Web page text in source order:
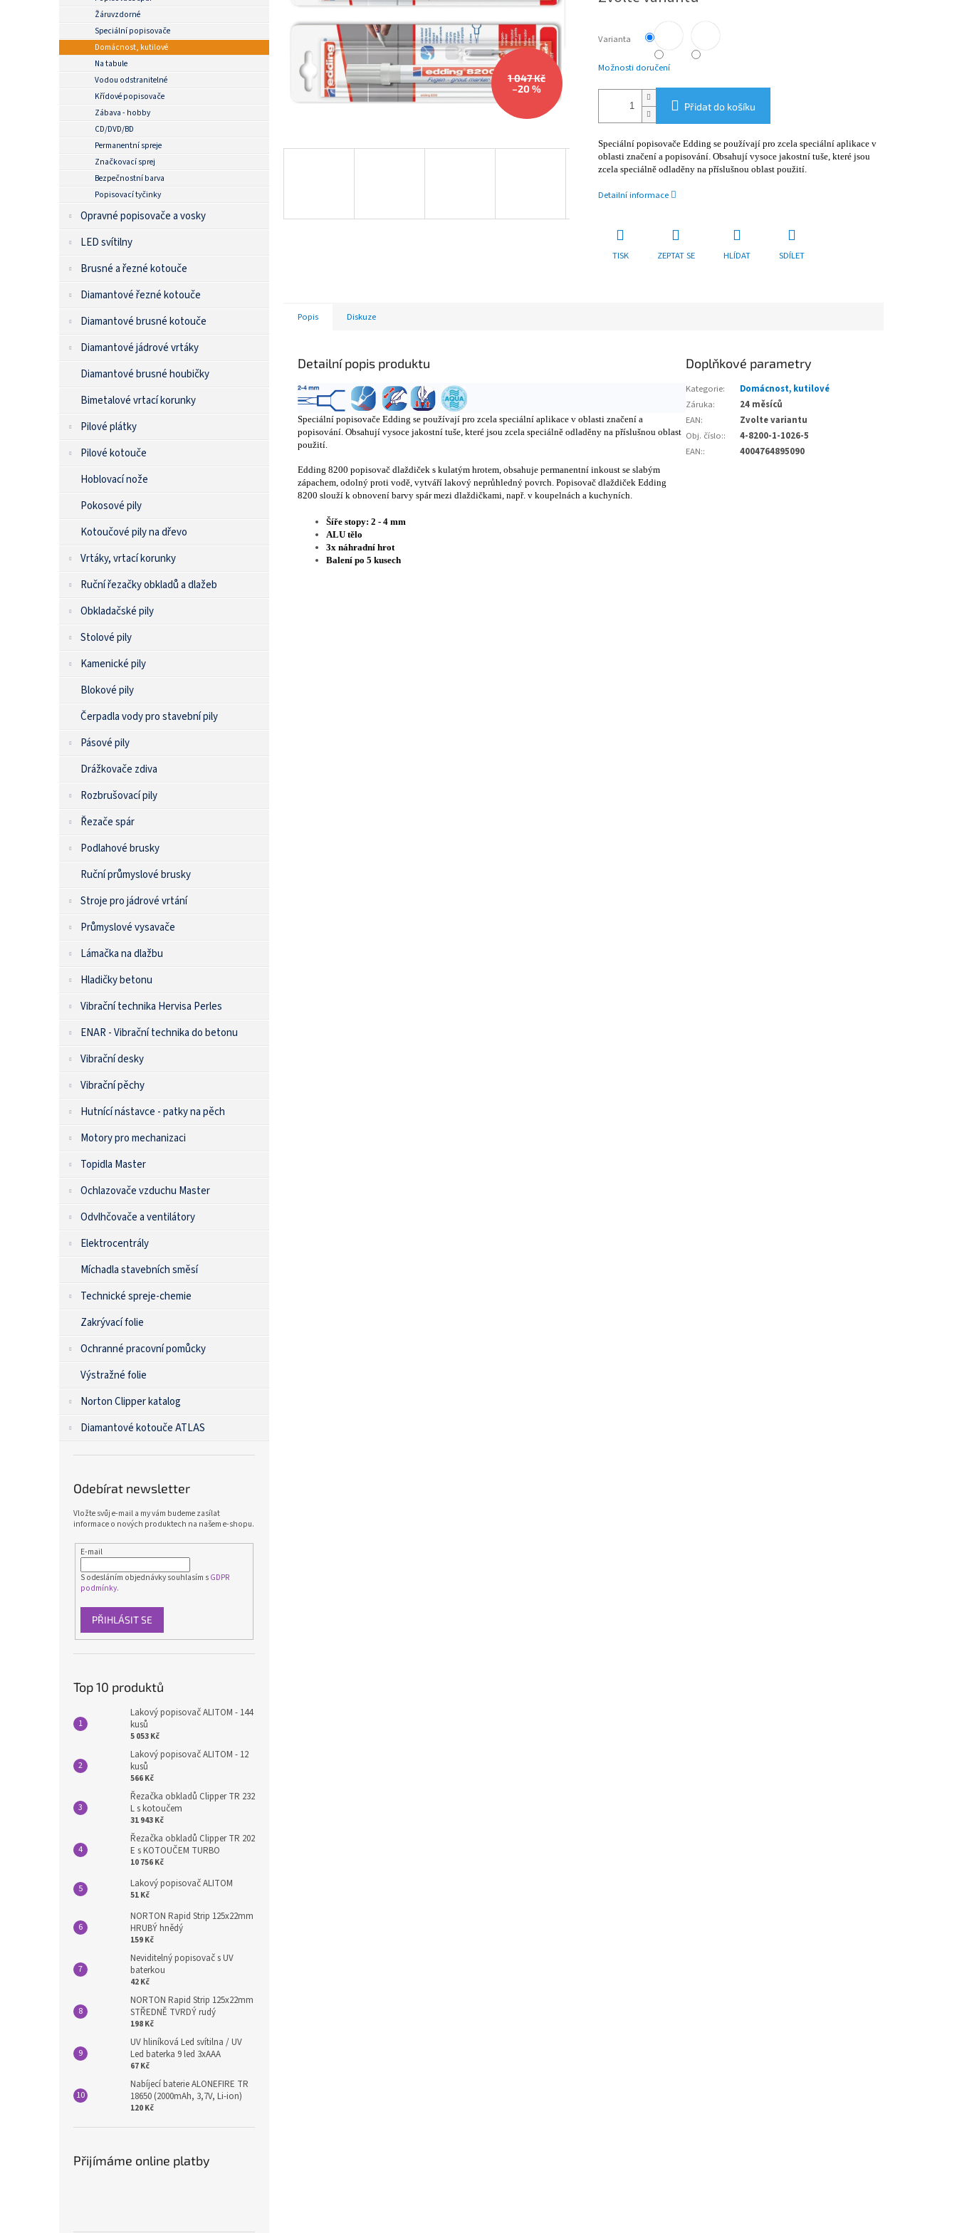
l
Žáruvzdorné
Speciální popisovače
Domácnost, kutilové
Na tabule
Vodou odstranitelné
Křídové popisovače
Zábava - hobby
CD/DVD/BD
Permanentní spreje
Značkovací sprej
Bezpečnostní barva
Popisovací tyčinky
Opravné popisovače a vosky
LED svítilny
Brusné a řezné kotouče
Diamantové řezné kotouče
Diamantové brusné kotouče
Diamantové jádrové vrtáky
Diamantové brusné houbičky
Bimetalové vrtací korunky
Pilové plátky
Pilové kotouče
Hoblovací nože
Pokosové pily
Kotoučové pily na dřevo
Vrtáky, vrtací korunky
Ruční řezačky obkladů a dlažeb
Obkladačské pily
Stolové pily
Kamenické pily
Blokové pily
Čerpadla vody pro stavební pily
Pásové pily
Drážkovače zdiva
Rozbrušovací pily
Řezače spár
Podlahové brusky
Ruční průmyslové brusky
Stroje pro jádrové vrtání
Průmyslové vysavače
Lámačka na dlažbu
Hladičky betonu
Vibrační technika Hervisa Perles
ENAR - Vibrační technika do betonu
Vibrační desky
Vibrační pěchy
Hutnící nástavce - patky na pěch
Motory pro mechanizaci
Topidla Master
Ochlazovače vzduchu Master
Odvlhčovače a ventilátory
Elektrocentrály
Míchadla stavebních směsí
Technické spreje-chemie
Zakrývací folie
Ochranné pracovní pomůcky
Výstražné folie
Norton Clipper katalog
Diamantové kotouče ATLAS
Odebírat newsletter
Vložte svůj e-mail a my vám budeme zasílat
informace o nových produktech na našem e-shopu.
E-mail
S odesláním objednávky souhlasím sGDPR
podmínky.
PŘIHLÁSIT SE
Top 10 produktů
Lakový popisovač ALITOM - 144
kusů
5 053 Kč
Lakový popisovač ALITOM - 12
kusů
566 Kč
Řezačka obkladů Clipper TR 232
L s kotoučem
31 943 Kč
Řezačka obkladů Clipper TR 202
E s KOTOUČEM TURBO
10 756 Kč
Lakový popisovač ALITOM
51 Kč
NORTON Rapid Strip 125x22mm
HRUBÝ hnědý
159 Kč
Neviditelný popisovač s UV
baterkou
42 Kč
NORTON Rapid Strip 125x22mm
STŘEDNĚ TVRDÝ rudý
198 Kč
UV hliníková Led svítilna / UV
Led baterka 9 led 3xAAA
67 Kč
Nabíjecí baterie ALONEFIRE TR
18650 (2000mAh, 3,7V, Li-ion)
120 Kč
Přijímáme online platby
1 047 Kč
–20 %
Varianta
Možnosti doručení
Přidat do košíku
Speciální popisovače Edding se používají pro zcela speciální aplikace v
oblasti značení a popisování. Obsahují vysoce jakostní tuše, které jsou
zcela speciálně odladěny na příslušnou oblast použití.
Detailní informace
TISK ZEPTAT SE HLÍDAT SDÍLET
Popis Diskuze
Detailní popis produktu
Speciální popisovače Edding se používají pro zcela speciální aplikace v oblasti značení a
popisování. Obsahují vysoce jakostní tuše, které jsou zcela speciálně odladěny na příslušnou oblast
použití.
Edding 8200 popisovač dlaždiček s kulatým hrotem, obsahuje permanentní inkoust se slabým
zápachem, odolný proti vodě, vytváří lakový neprůhledný povrch. Popisovač dlaždiček Edding
8200 slouží k obnovení barvy spár mezi dlaždičkami, např. v koupelnách a kuchyních.
Šíře stopy: 2 - 4 mm
ALU tělo
3x náhradní hrot
Balení po 5 kusech
Doplňkové parametry
Kategorie:
Domácnost, kutilové
Záruka:
24 měsíců
EAN:
Zvolte variantu
Obj. číslo::
4-8200-1-1026-5
EAN:: 4004764895090